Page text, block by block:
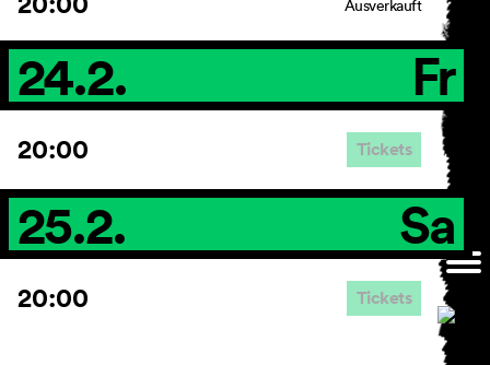
Ausverkauft
24.2. Fr
20:00 Tickets
25.2. Sa
20:00 Tickets